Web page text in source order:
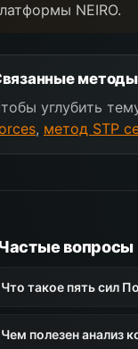
NEIRO.
методы
углубить
, метод STP
вопросы
Что такое пять сил
Чем полезен анализ